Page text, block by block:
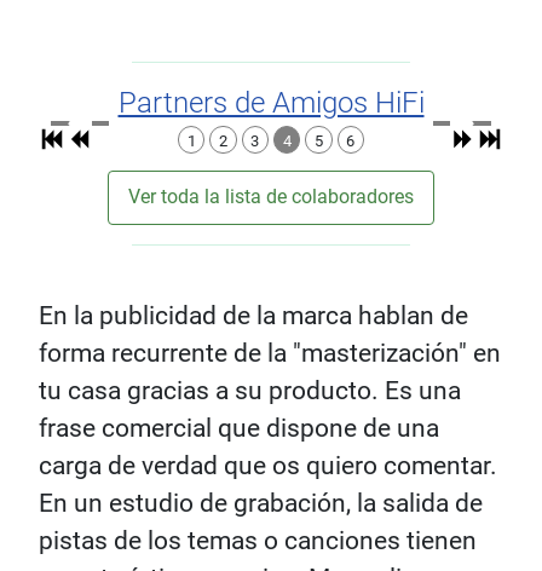
Partners de Amigos HiFi
1 2 3 4 5 6
Ver toda la lista de colaboradores
En la publicidad de la marca hablan de
forma recurrente de la "masterización" en
tu casa gracias a su producto. Es una
frase comercial que dispone de una
carga de verdad que os quiero comentar.
En un estudio de grabación, la salida de
pistas de los temas o canciones tienen